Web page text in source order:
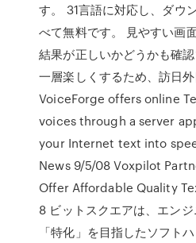
す。 31言語に対応し、ダウ
べて無料です。 見やすい画
結果が正しいかどうかも確
一層楽しくするため、訪日
VoiceForge offers online
voices through a server
your Internet text into
News 9/5/08 Voxpilot
Offer Affordable Quality
8 ビットスクエアは、エン
「特化」を目指したソフト